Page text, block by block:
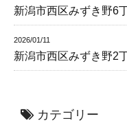
新潟市西区みずき野6
2026/01/11
新潟市西区みずき野
カテゴリー